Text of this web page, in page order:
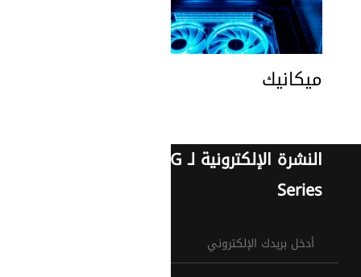
ميكانيك
النشرة الإلكترونية لـ G
Series